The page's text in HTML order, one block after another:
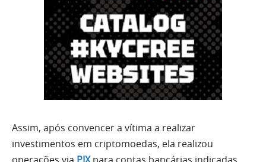
Assim, após convencer a vítima a realizar
investimentos em criptomoedas, ela realizou